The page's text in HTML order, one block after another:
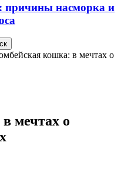
причины насморка и
кошка: в мечтах о
мечтах о